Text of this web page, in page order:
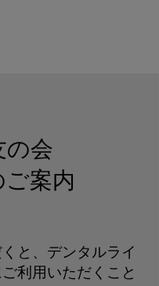
の会
案内
と、デンタルライ
利用いただくこと